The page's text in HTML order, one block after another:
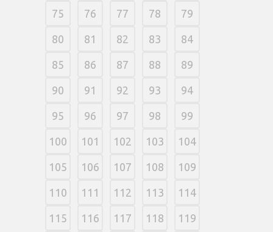
75 76 77 78 79
80 81 82 83 84
85 86 87 88 89
90 91 92 93 94
95 96 97 98 99
100 101 102 103 104
105 106 107 108 109
110 111 112 113 114
115 116 117 118 119